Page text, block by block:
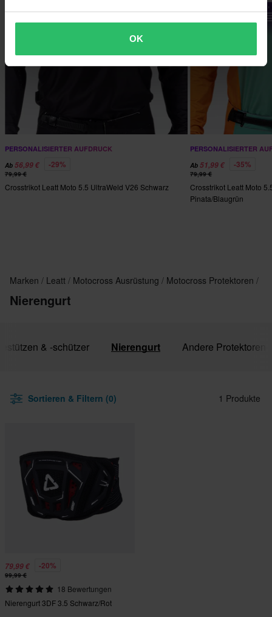
OK
PERSONALISIERTER AUFDRUCK
Ab 56,99 € -29%
79,99 €
Crosstrikot Leatt Moto 5.5 UltraWeld V26 Schwarz
PERSONALISIERTER
Ab51,99 € -35%
79,99 €
Crosstrikot Leatt Moto
Pinata/Blaugrün
Marken Leatt Motocross Ausrüstung Motocross Protektoren
Nierengurt
& -schützer Nierengurt Andere Protektoren
Sortieren & Filtern (0) 1 Produkte
79,99 € -20%
99,99 €
18 Bewertungen
Nierengurt 3DF 3.5 Schwarz/Rot